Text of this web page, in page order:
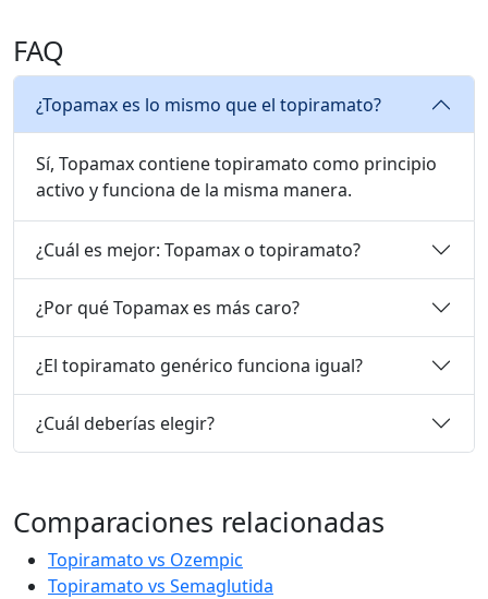
FAQ
¿Topamax es lo mismo que el topiramato?
Sí, Topamax contiene topiramato como principio
activo y funciona de la misma manera.
¿Cuál es mejor: Topamax o topiramato?
¿Por qué Topamax es más caro?
¿El topiramato genérico funciona igual?
¿Cuál deberías elegir?
Comparaciones relacionadas
Topiramato vs Ozempic
Topiramato vs Semaglutida